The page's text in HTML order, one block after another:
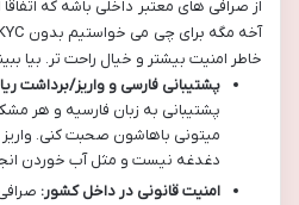
از صرافی های معتبر داخلی باشه که
خاطر امنیت بیشتر و خیال راحت تر. بیا
پشتیبانی فارسی و واریز/برداشت
پشتیبانی به زبان فارسیه و هر
میتونی باهاشون صحبت کنی.
دغدغه نیست و مثل آب خوردن
امنیت قانونی در داخل کشور: